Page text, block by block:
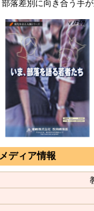
部落差別に向き合う手が
メディア情報